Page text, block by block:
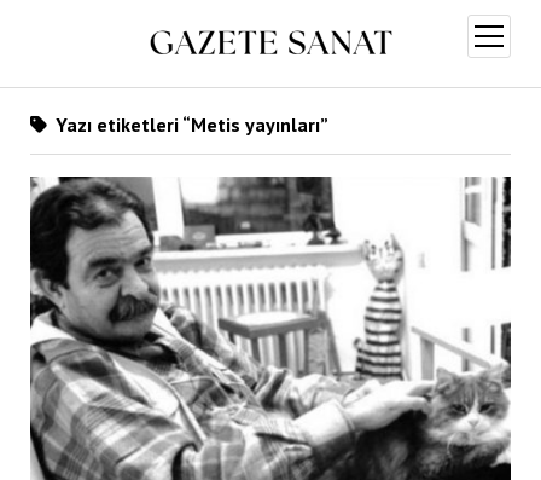
aç
Yazı etiketleri “Metis yayınları”